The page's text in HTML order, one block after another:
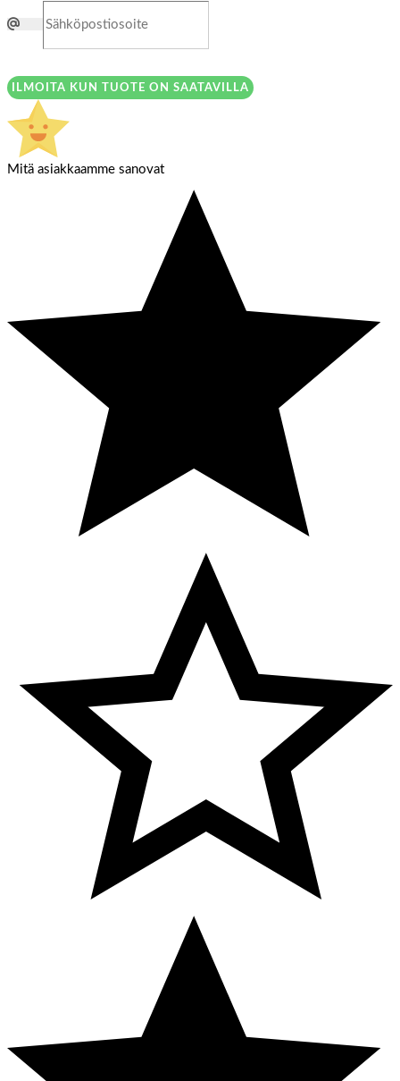
ILMOITA KUN TUOTE ON SAATAVILLA
Mitä asiakkaamme sanovat